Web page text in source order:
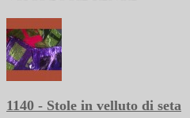
1140 - Stole in velluto di seta